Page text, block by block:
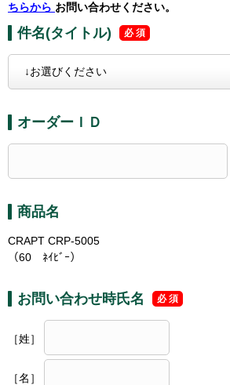
ちらから お問い合わせください。
件名(タイトル)
オーダーＩＤ
商品名
CRAPT CRP-5005
（60 ﾈｲﾋﾞｰ）
お問い合わせ時氏名
［姓］
［名］